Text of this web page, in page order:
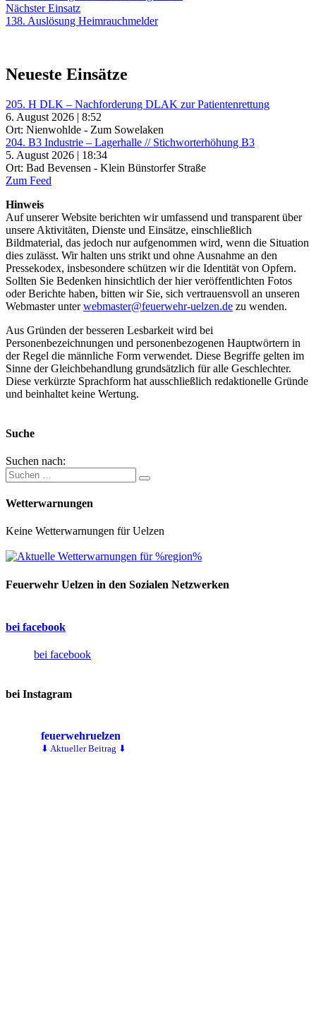
Nächster EinsatzNächster
Einsatz:
138. Auslösung Heimrauchmelder
Neueste Einsätze
205. H DLK – Nachforderung DLAK zur Patientenrettung
6. August 2026 | 8:52
Ort: Nienwohlde - Zum Sowelaken
204. B3 Industrie – Lagerhalle // Stichworterhöhung B3
5. August 2026 | 18:34
Ort: Bad Bevensen - Klein Bünstorfer Straße
Zum Feed
Hinweis
Auf unserer Website berichten wir umfassend und transparent über
unsere Aktivitäten, Dienste und Einsätze, einschließlich
Bildmaterial, das jedoch nur aufgenommen wird, wenn die Situation
dies zulässt. Wir halten uns strikt und ohne Ausnahme an den
Pressekodex, insbesondere schützen wir die Identität von Opfern.
Sollten Sie Bedenken hinsichtlich der hier veröffentlichten Fotos
oder Berichte haben, bitten wir Sie, sich vertrauensvoll an unseren
Webmaster unterwebmaster@feuerwehr-uelzen.de zu wenden.
Aus Gründen der besseren Lesbarkeit wird bei
Personenbezeichnungen und personenbezogenen Hauptwörtern in
der Regel die männliche Form verwendet. Diese Begriffe gelten im
Sinne der Gleichbehandlung grundsätzlich für alle Geschlechter.
Diese verkürzte Sprachform hat ausschließlich redaktionelle Gründe
und beinhaltet keine Wertung.
Suche
Suchen nach:
Wetterwarnungen
Keine Wetterwarnungen für Uelzen
Feuerwehr Uelzen in den Sozialen Netzwerken
bei facebook
bei facebook
bei Instagram
feuerwehruelzen
⬇ Aktueller Beitrag ⬇